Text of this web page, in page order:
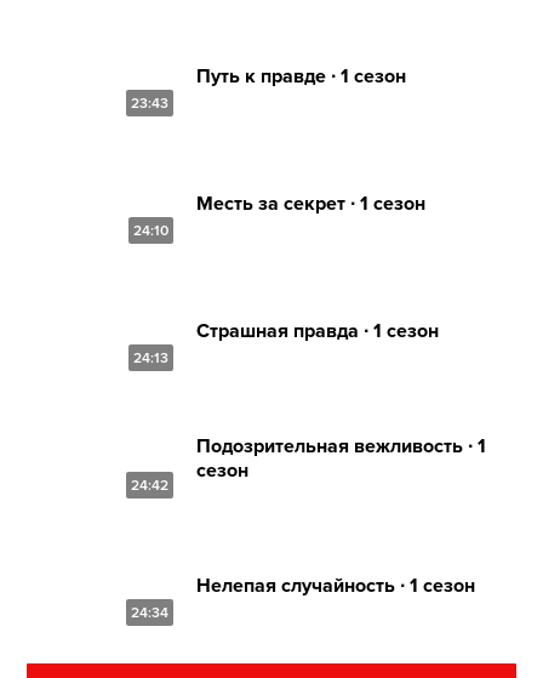
23:43
Путь к правде ∙ 1 сезон
24:10
Месть за секрет ∙ 1 сезон
24:13
Страшная правда ∙ 1 сезон
24:42
Подозрительная вежливость ∙ 1
сезон
24:34
Нелепая случайность ∙ 1 сезон